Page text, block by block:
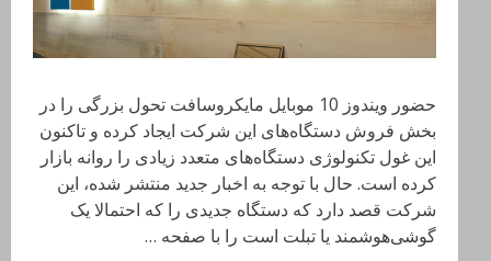
حضور ویندوز 10 موبایل مایکروسافت تحول بزرگی را در
بخش فروش دستگاه‌های این شرکت ایجاد کرده و تاکنون
این غول تکنولوژی دستگاه‌های متعدد زیادی را روانه بازار
کرده است. حال با توجه به اخبار جدید منتشر شده، این
شرکت قصد دارد که دستگاه جدیدی را که احتمالا یک
گوشی‌هوشمند یا تبلت است را با صفحه …